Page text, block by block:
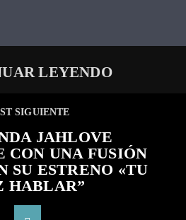
LEYENDO
SIGUIENTE
JAHLOVE
CON UNA FUSIÓN
SU ESTRENO «TU
HABLAR”